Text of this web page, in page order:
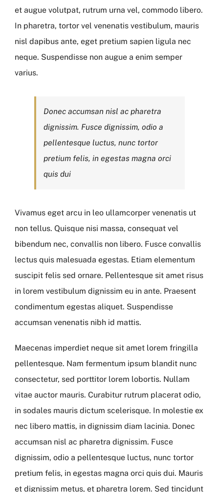
et augue volutpat, rutrum urna vel, commodo libero.
In pharetra, tortor vel venenatis vestibulum, mauris
nisl dapibus ante, eget pretium sapien ligula nec
neque. Suspendisse non augue a enim semper
varius.
Donec accumsan nisl ac pharetra
dignissim. Fusce dignissim, odio a
pellentesque luctus, nunc tortor
pretium felis, in egestas magna orci
quis dui
Vivamus eget arcu in leo ullamcorper venenatis ut
non tellus. Quisque nisi massa, consequat vel
bibendum nec, convallis non libero. Fusce convallis
lectus quis malesuada egestas. Etiam elementum
suscipit felis sed ornare. Pellentesque sit amet risus
in lorem vestibulum dignissim eu in ante. Praesent
condimentum egestas aliquet. Suspendisse
accumsan venenatis nibh id mattis.
Maecenas imperdiet neque sit amet lorem fringilla
pellentesque. Nam fermentum ipsum blandit nunc
consectetur, sed porttitor lorem lobortis. Nullam
vitae auctor mauris. Curabitur rutrum placerat odio,
in sodales mauris dictum scelerisque. In molestie ex
nec libero mattis, in dignissim diam lacinia. Donec
accumsan nisl ac pharetra dignissim. Fusce
dignissim, odio a pellentesque luctus, nunc tortor
pretium felis, in egestas magna orci quis dui. Mauris
et dignissim metus, et pharetra lorem. Sed tincidunt